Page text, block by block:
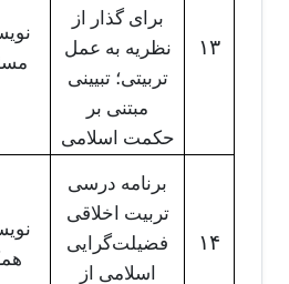
۱۳
برای گذار از
نظریه به عمل
تربیتی؛ تبیینی
مبتنی بر
حکمت اسلامی
۱۴
برنامه درسی
تربیت اخلاقی
فضیلت‌گرایی
اسلامی از